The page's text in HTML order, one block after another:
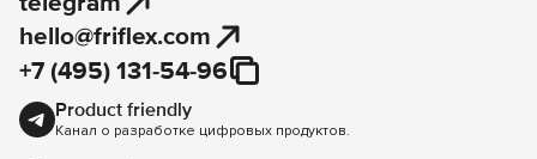
hello@friflex.com
+7 (495) 131-54-96
Product friendly
Канал о разработке цифровых продуктов.